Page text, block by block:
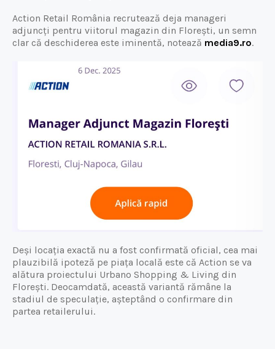
Action Retail România recrutează deja manageri
adjuncți pentru viitorul magazin din Florești, un semn
clar că deschiderea este iminentă, notează media9.ro.
Deși locația exactă nu a fost confirmată oficial, cea mai
plauzibilă ipoteză pe piața locală este că Action se va
alătura proiectului Urbano Shopping & Living din
Florești. Deocamdată, această variantă rămâne la
stadiul de speculație, așteptând o confirmare din
partea retailerului.